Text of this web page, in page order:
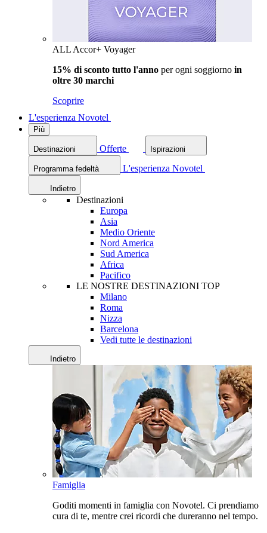
ALL Accor+ Voyager
15% di sconto tutto l'anno per ogni soggiorno in
oltre 30 marchi
Scoprire
L'esperienza Novotel
Più
Destinazioni Offerte Ispirazioni
Programma fedeltà L'esperienza Novotel
Indietro
Destinazioni
Europa
Asia
Medio Oriente
Nord America
Sud America
Africa
Pacifico
LE NOSTRE DESTINAZIONI TOP
Milano
Roma
Nizza
Barcelona
Vedi tutte le destinazioni
Indietro
Famiglia
Goditi momenti in famiglia con Novotel. Ci prendiamo
cura di te, mentre crei ricordi che dureranno nel tempo.